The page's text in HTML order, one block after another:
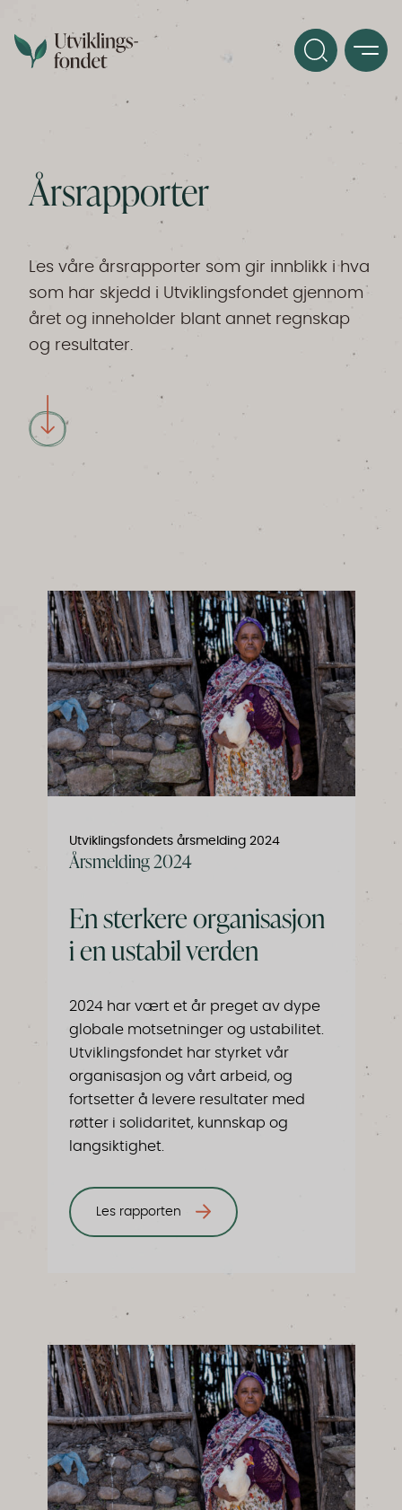
Årsrapporter
Les våre årsrapporter som gir innblikk i hva
som har skjedd i Utviklingsfondet gjennom
året og inneholder blant annet regnskap
og resultater.
Utviklingsfondets årsmelding 2024
Årsmelding 2024
En sterkere organisasjon
i en ustabil verden
2024 har vært et år preget av dype
globale motsetninger og ustabilitet.
Utviklingsfondet har styrket vår
organisasjon og vårt arbeid, og
fortsetter å levere resultater med
røtter i solidaritet, kunnskap og
langsiktighet.
Les rapporten